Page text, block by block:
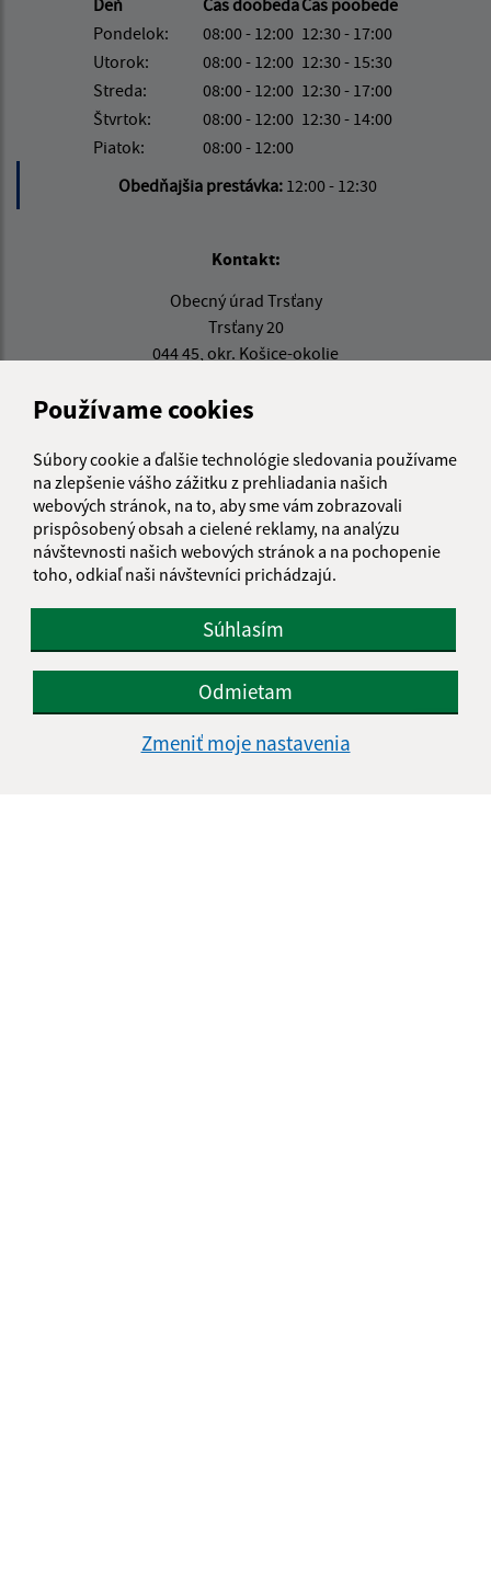
Používame cookies
Súbory cookie a ďalšie technológie sledovania používame
na zlepšenie vášho zážitku z prehliadania našich
webových stránok, na to, aby sme vám zobrazovali
prispôsobený obsah a cielené reklamy, na analýzu
návštevnosti našich webových stránok a na pochopenie
toho, odkiaľ naši návštevníci prichádzajú.
Súhlasím
Odmietam
Zmeniť moje nastavenia
Deň
Čas doobedaČas poobede
Pondelok:
08:00 - 12:00 12:30 - 17:00
Utorok:
08:00 - 12:00 12:30 - 15:30
Streda:
08:00 - 12:00 12:30 - 17:00
Štvrtok:
08:00 - 12:00 12:30 - 14:00
Piatok:
08:00 - 12:00
Obedňajšia prestávka: 12:00 - 12:30
Kontakt:
Obecný úrad Trsťany
Trsťany 20
044 45, okr. Košice-okolie
info@trstany.sk
+421 55 696 53 26
IČO: 00324825